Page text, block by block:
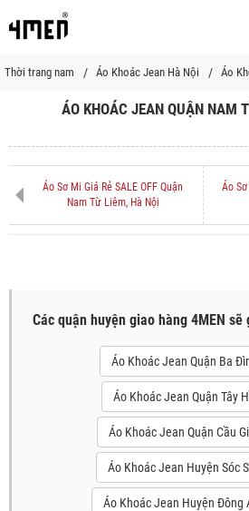
Thời trang nam Áo Khoác Jean Hà Nội Áo
ÁO KHOÁC JEAN QUẬN NAM
Áo Sơ Mi Giá Rẻ SALE OFF Quận
Nam Từ Liêm, Hà Nội
Áo
Các quận huyện giao hàng 4MEN
Áo Khoác Jean Quận Ba
Áo Khoác Jean Quận Tây
Áo Khoác Jean Quận Cầu
Áo Khoác Jean Huyện Sóc
Áo Khoác Jean Huyện Đông